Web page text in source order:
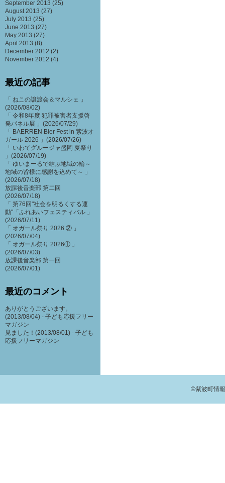
September 2013 (25)
August 2013 (27)
July 2013 (25)
June 2013 (27)
May 2013 (27)
April 2013 (8)
December 2012 (2)
November 2012 (4)
最近の記事
「 ねこの譲渡会＆マルシェ 」
(2026/08/02)
「 令和8年度 犯罪被害者支援啓
発パネル展 」(2026/07/29)
「 BAERREN Bier Fest in 紫波オ
ガール 2026 」(2026/07/26)
「 いわてグルージャ盛岡 夏祭り
」(2026/07/19)
「 ゆいまーるで結ぶ地域の輪～
地域の皆様に感謝を込めて～ 」
(2026/07/18)
放課後音楽部 第二回
(2026/07/18)
「 第76回"社会を明るくする運
動"「ふれあいフェスティバル 」
(2026/07/11)
「 オガール祭り 2026 ② 」
(2026/07/04)
「 オガール祭り 2026① 」
(2026/07/03)
放課後音楽部 第一回
(2026/07/01)
最近のコメント
ありがとうございます。
(2013/08/04) - 子ども応援フリー
マガジン
見ました！(2013/08/01) - 子ども
応援フリーマガジン
©紫波町情